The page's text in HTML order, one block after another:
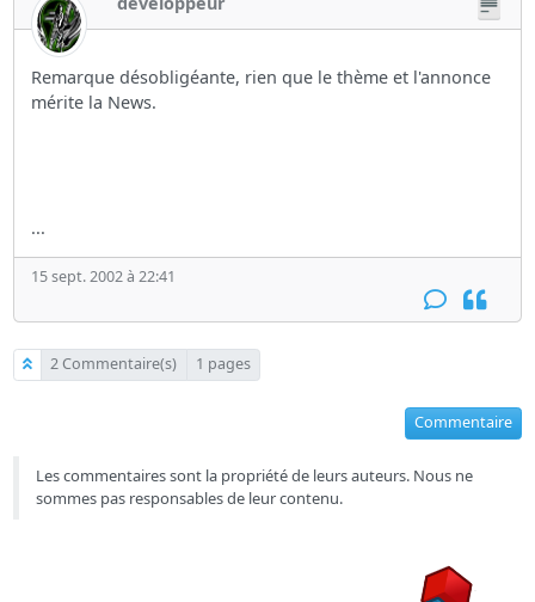
Remarque désobligéante, rien que le thème et l'annonce
mérite la News.
...
15 sept. 2002 à 22:41
2 Commentaire(s) 1 pages
Commentaire
Les commentaires sont la propriété de leurs auteurs. Nous ne
sommes pas responsables de leur contenu.